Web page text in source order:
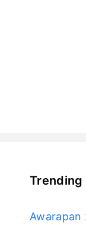
Trending
Awarapan